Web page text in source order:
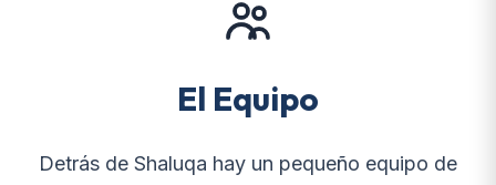
El Equipo
Detrás de Shaluqa hay un pequeño equipo de